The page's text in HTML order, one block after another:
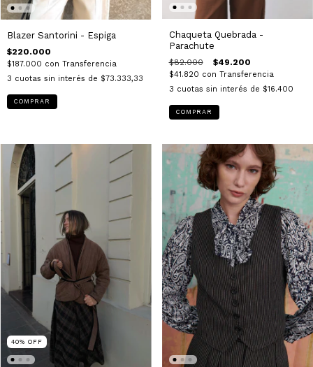
Blazer Santorini - Espiga
$220.000
$187.000 con Transferencia
3 cuotas sin interés de $73.333,33
COMPRAR
Chaqueta Quebrada -
Parachute
$82.000 $49.200
$41.820 con Transferencia
3 cuotas sin interés de $16.400
COMPRAR
40% OFF